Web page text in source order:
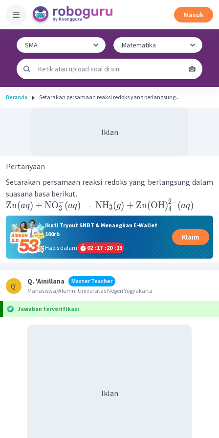
Masuk
Beranda Setarakan persamaan reaksi redoks yang berlangsung...
Iklan
Pertanyaan
Setarakan persamaan reaksi redoks yang berlangsung dalam
suasana basa berikut.
Zn(aq) + NO3
−(aq) → NH3(g) + Zn(OH)4
2−(aq)
Ikuti Tryout SNBT & Menangkan E-Wallet
100rb
Habis dalam
02 :17 :20 :13
Klaim
Q'
Q. 'Ainillana
Master Teacher
Mahasiswa/Alumni Universitas Negeri Yogyakarta
Jawaban terverifikasi
Iklan